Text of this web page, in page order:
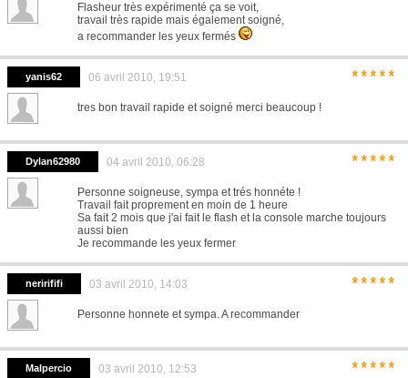
Flasheur très expérimenté ça se voit,
travail très rapide mais également soigné,
a recommander les yeux fermés
yanis62 06 avril 2010, 19:51 *****
tres bon travail rapide et soigné merci beaucoup !
Dylan62980 04 avril 2010, 06:28 *****
Personne soigneuse, sympa et trés honnéte !
Travail fait proprement en moin de 1 heure
Sa fait 2 mois que j'ai fait le flash et la console marche toujours
aussi bien
Je recommande les yeux fermer
nerirififi 03 avril 2010, 14:03 *****
Personne honnete et sympa. A recommander
Malpercio 03 avril 2010, 12:53 *****